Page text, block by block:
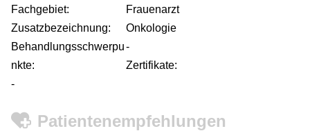
Fachgebiet:
Frauenarzt
Zusatzbezeichnung:
Onkologie
Behandlungsschwerpu
nkte:
-
Zertifikate:
-
Patientenempfehlungen